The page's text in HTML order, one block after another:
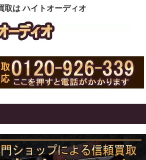
取は ハイトオーディオ